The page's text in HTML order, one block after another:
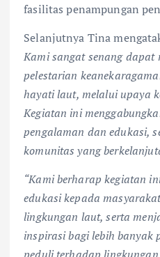
fasilitas penampungan
Selanjutnya Tina
Kami sangat senang dapat
pelestarian
hayati laut, melalui upaya
Kegiatan ini
pengalaman dan edukasi,
komunitas yang
“Kami berharap kegiatan
edukasi kepada
lingkungan laut, serta
inspirasi bagi lebih banyak